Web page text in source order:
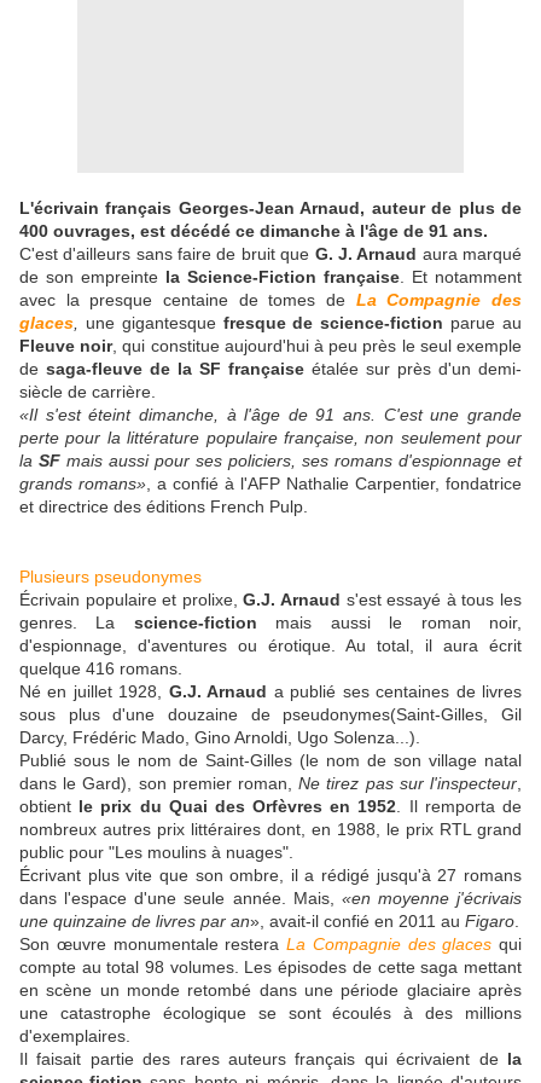
L'écrivain français Georges-Jean Arnaud, auteur de plus de
400 ouvrages, est décédé ce dimanche à l'âge de 91 ans.
C'est d'ailleurs sans faire de bruit que G. J. Arnaud aura marqué
de son empreinte la Science-Fiction française . Et notamment
avec la presque centaine de tomes de La Compagnie des
glaces
une gigantesque fresque de science-fiction parue au
Fleuve noir, qui constitue aujourd'hui à peu près le seul exemple
de saga-fleuve de la SF française étalée sur près d'un demi-
siècle de carrière.
«Il s'est éteint dimanche, à l'âge de 91 ans. C'est une grande
perte pour la littérature populaire française, non seulement pour
la SF mais aussi pour ses policiers, ses romans d'espionnage et
grands romans» , a confié à l'AFP Nathalie Carpentier, fondatrice
et directrice des éditions French Pulp.
Plusieurs pseudonymes
Écrivain populaire et prolixe,G.J. Arnaud s'est essayé à tous les
genres. La science-fiction mais aussi le roman noir,
d'espionnage, d'aventures ou érotique. Au total, il aura écrit
quelque 416 romans.
Né en juillet 1928, G.J. Arnaud a publié ses centaines de livres
sous plus d'une douzaine de pseudonymes(Saint-Gilles, Gil
Darcy, Frédéric Mado, Gino Arnoldi, Ugo Solenza...).
Publié sous le nom de Saint-Gilles (le nom de son village natal
dans le Gard), son premier roman,Ne tirez pas sur l'inspecteur
obtient le prix du Quai des Orfèvres en 1952 . Il remporta de
nombreux autres prix littéraires dont, en 1988, le prix RTL grand
public pour "Les moulins à nuages".
Écrivant plus vite que son ombre, il a rédigé jusqu'à 27 romans
dans l'espace d'une seule année. Mais,
«en moyenne j'écrivais
une quinzaine de livres par an», avait-il confié en 2011 au Figaro
Son œuvre monumentale restera La Compagnie des glaces qui
compte au total 98 volumes. Les épisodes de cette saga mettant
en scène un monde retombé dans une période glaciaire après
une catastrophe écologique se sont écoulés à des millions
d'exemplaires.
Il faisait partie des rares auteurs français qui écrivaient de la